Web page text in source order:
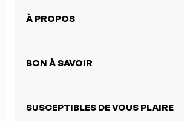
À PROPOS
BON À SAVOIR
SUSCEPTIBLES DE VOUS PLAIRE